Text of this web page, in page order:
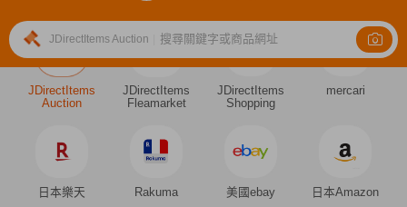
JDirectItems Auction 搜尋關鍵字或商品網址
JDirectItems
Auction
JDirectItems
Fleamarket
JDirectItems
Shopping
mercari
日本樂天 Rakuma 美國ebay 日本Amazon